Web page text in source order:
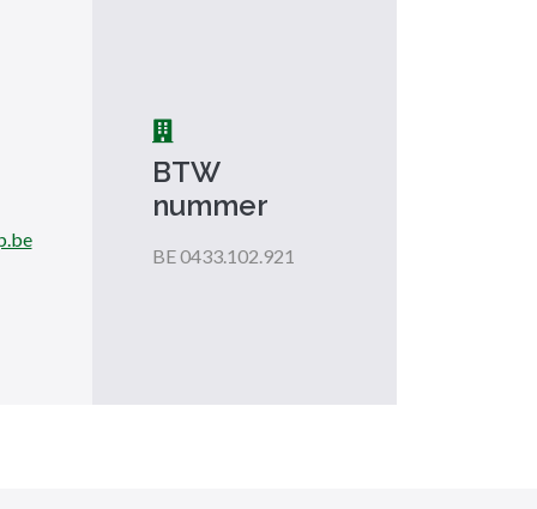
BTW
nummer
BE 0433.102.921